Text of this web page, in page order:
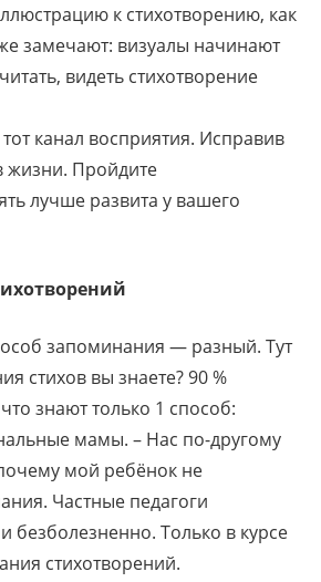
к стихотворению, как
замечают: визуалы начинают
видеть стихотворение
канал восприятия. Исправив
жизни. Пройдите
лучше развита у вашего
запоминания — разный. Тут
стихов вы знаете? 90 %
знают только 1 способ:
мамы. – Нас по-другому
мой ребёнок не
Частные педагоги
безболезненно. Только в курсе
стихотворений.